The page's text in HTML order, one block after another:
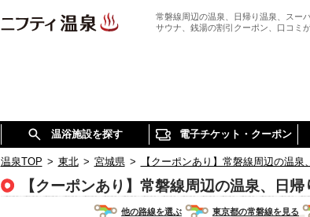
常磐線周辺の温泉、日帰り温泉、スー
サウナ、銭湯の割引クーポン、口コミ
温浴施設を探す 電子チケット・クーポン
温泉TOP > 東北 > 宮城県 > 【クーポンあり】常磐線周辺の温
【クーポンあり】常磐線周辺の温泉、日
他の路線を選ぶ 東京都の常磐線を見る